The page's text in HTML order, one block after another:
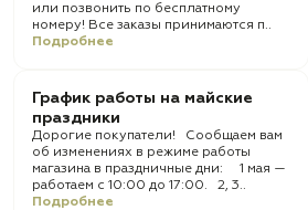
или позвонить по бесплатному
номеру! Все заказы принимаются п..
Подробнее
График работы на майские
праздники
Дорогие покупатели! Сообщаем вам
об изменениях в режиме работы
магазина в праздничные дни: 1 мая —
работаем с 10:00 до 17:00. 2, 3..
Подробнее